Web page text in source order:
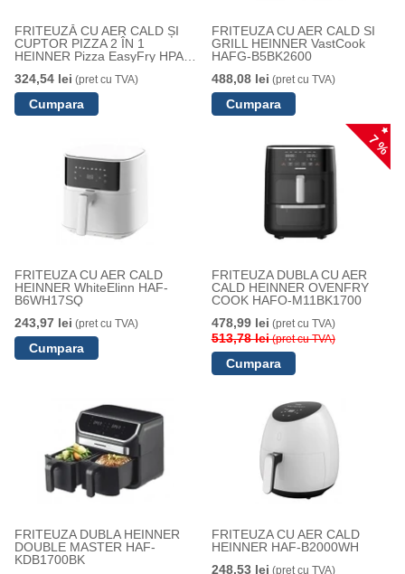
FRITEUZĂ CU AER CALD ȘI
CUPTOR PIZZA 2 ÎN 1
HEINNER Pizza EasyFry HPAF-
324,54 lei (pret cu TVA)
FRITEUZA CU AER CALD SI
GRILL HEINNER VastCook
HAFG-B5BK2600
488,08 lei (pret cu TVA)
FRITEUZA CU AER CALD
HEINNER WhiteElinn HAF-
B6WH17SQ
243,97 lei (pret cu TVA)
7 %
FRITEUZA DUBLA CU AER
CALD HEINNER OVENFRY
COOK HAFO-M11BK1700
478,99 lei (pret cu TVA)
513,78 lei(pret cu TVA)
FRITEUZA DUBLA HEINNER
DOUBLE MASTER HAF-
KDB1700BK
FRITEUZA CU AER CALD
HEINNER HAF-B2000WH
248,53 lei (pret cu TVA)